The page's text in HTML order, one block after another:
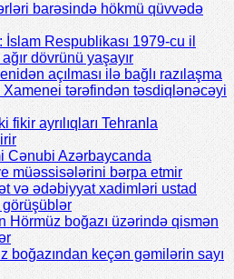
barəsində hökmü qüvvədə
Respublikası 1979-cu il
dövrünü yaşayır
açılması ilə bağlı razılaşma
Xamenei tərəfindən təsdiqlənəcəyi
fikir ayrılıqları Tehranla
Cənubi Azərbaycanda
müəssisələrini bərpa etmir
və ədəbiyyat xadimləri ustad
Hörmüz boğazı üzərində qismən
boğazından keçən gəmilərin sayı